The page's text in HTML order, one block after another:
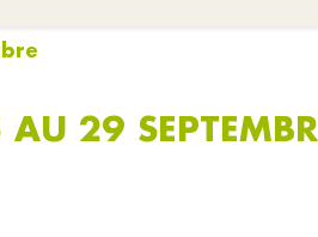
29